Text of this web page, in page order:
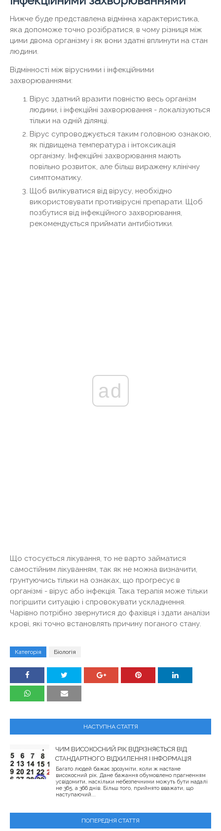
Нижче буде представлена ​​відмінна характеристика,
яка допоможе точно розібратися, в чому різниця між
цими двома організму і як вони здатні вплинути на стан
людини.
Відмінності між вірусними і інфекційними
захворюваннями:
Вірус здатний вразити повністю весь організм
людини, і інфекційні захворювання - локалізуються
тільки на одній ділянці.
Вірус супроводжується таким головною ознакою,
як підвищена температура і інтоксикація
організму. Інфекційні захворювання мають
повільно розвиток, але більш виражену клінічну
симптоматику.
Щоб вилікуватися від вірусу, необхідно
використовувати противірусні препарати. Щоб
позбутися від інфекційного захворювання,
рекомендується приймати антибіотики.
ad
Що стосується лікування, то не варто займатися
самостійним лікуванням, так як не можна визначити,
грунтуючись тільки на ознаках, що прогресує в
організмі - вірус або інфекція. Така терапія може тільки
погіршити ситуацію і спровокувати ускладнення.
Чарівно потрібно звернутися до фахівця і здати аналізи
крові, які точно встановлять причину поганого стану.
Категорія Біологія
НАСТУПНА СТАТТЯ
ЧИМ ВИСОКОСНИЙ РІК ВІДРІЗНЯЄТЬСЯ ВІД
СТАНДАРТНОГО ВІДХИЛЕННЯ І ІНФОРМАЦІЯ
Багато людей бажає зрозуміти, коли ж настане
високосний рік. Дане бажання обумовлено прагненням
усвідомити, наскільки небезпечними можуть бути надалі
не 365, а 366 днів. Більш того, прийнято вважати, що
наступаючий...
ПОПЕРЕДНЯ СТАТТЯ